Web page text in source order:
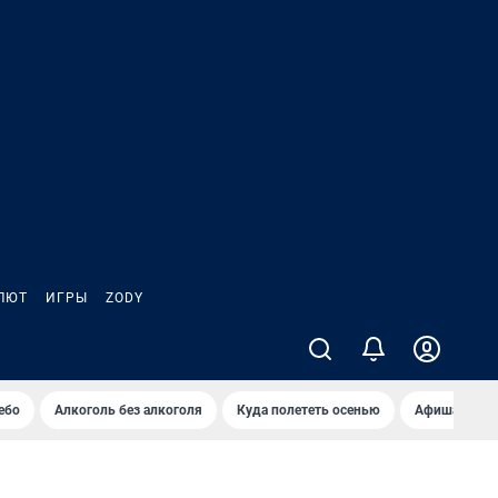
ИГРЫ ZODY
Алкоголь без алкоголя Куда полететь осенью Афиша на